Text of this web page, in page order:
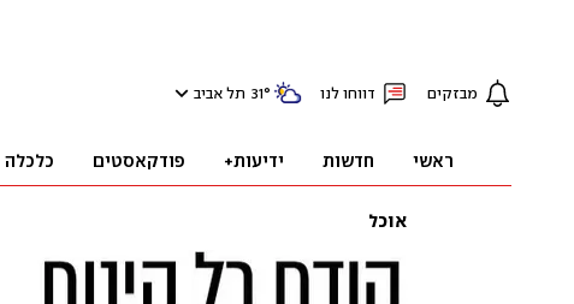
מבזקים דווחו לנו 31° תל אביב
ראשי חדשות ידיעות+ פודקאסטים כלכלה
אוכל